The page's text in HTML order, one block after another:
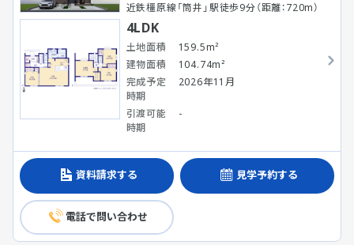
近鉄橿原線「筒井」駅徒歩9分（距離：720m）
4LDK
土地面積
159.5m²
建物面積
104.74m²
完成予定
時期
2026年11月
引渡可能
時期
-
資料請求する 見学予約する
電話で問い合わせ